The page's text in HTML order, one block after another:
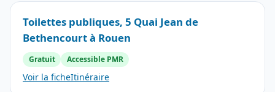
Toilettes publiques, 5 Quai Jean de
Bethencourt à Rouen
Gratuit Accessible PMR
Voir la ficheItinéraire